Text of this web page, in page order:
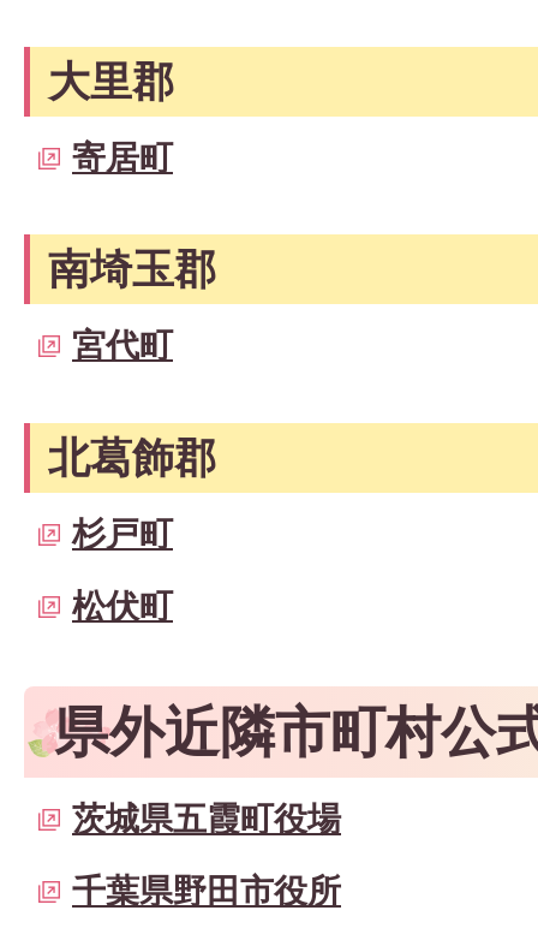
大里郡
寄居町
南埼玉郡
宮代町
北葛飾郡
杉戸町
松伏町
県外近隣市町村公
茨城県五霞町役場
千葉県野田市役所